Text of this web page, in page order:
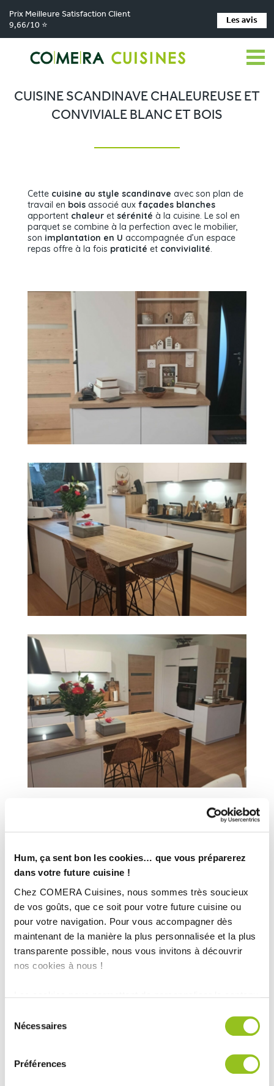
Hum, ça sent bon les cookies… que vous préparerez
dans votre future cuisine !
Chez COMERA Cuisines, nous sommes très soucieux
de vos goûts, que ce soit pour votre future cuisine ou
pour votre navigation. Pour vous accompagner dès
maintenant de la manière la plus personnalisée et la plus
transparente possible, nous vous invitons à découvrir
nos cookies à nous !
médias sociaux et d'analyser notre trafic. Nous
partageons également des informations sur l'utilisation de
notre site avec nos partenaires de médias sociaux, de
publicité et d'analyse, qui peuvent combiner celles-ci
Nécessaires
Préférences
Prix Meilleure Satisfaction Client
9,66/10 ⭐
Les avis
Comera Cuisines > Nos magasins de cuisine > Cuisiniste SAINT-RENAN >
Réalisations > Cuisine scandinave chaleureuse et conviviale blanc et bois
CUISINE SCANDINAVE CHALEUREUSE ET
CONVIVIALE BLANC ET BOIS
Cette cuisine au style scandinave avec son plan de
travail en bois associé aux façades blanches
apportent chaleur et sérénité à la cuisine. Le sol en
parquet se combine à la perfection avec le mobilier,
son implantation en U accompagnée d’un espace
repas offre à la fois praticité et convivialité.
TECHNIQUES :
Magasin : COMERA Cuisines à Brest – Saint-Renan (29)